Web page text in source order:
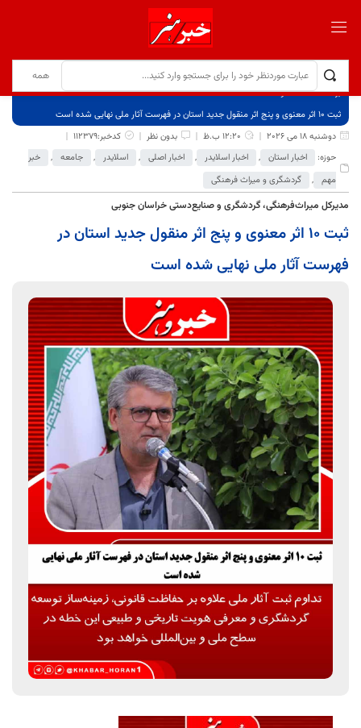
برگ نخست
نوشته‌ها
ثبت 10 اثر معنوی و پنج اثر منقول جدید استان در فهرست آثار ملی نهایی شده است
دوشنبه 18 می 2026
12:20 ب.ظ بدون نظر
کدخبر:112379
حوزه:
اخبار استان , اخبار اسلایدر , اخبار اصلی , اسلایدر , جامعه ,
خبر
مهم , گردشگری و میراث فرهنگی
مدیرکل میراث‌فرهنگی، گردشگری و صنایع‌دستی خراسان جنوبی
ثبت 10 اثر معنوی و پنج اثر منقول جدید استان در
فهرست آثار ملی نهایی شده است